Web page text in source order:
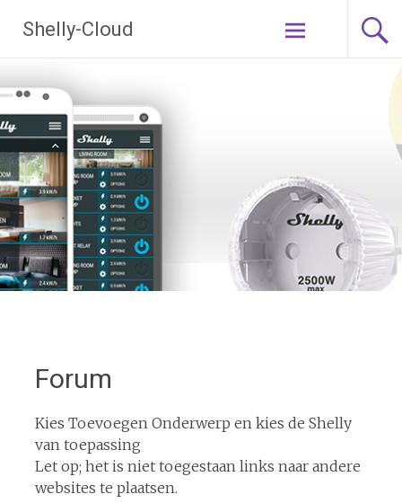
naar
de
Shelly-Cloud
Forum
Kies Toevoegen Onderwerp en kies de Shelly
van toepassing
Let op; het is niet toegestaan links naar andere
websites te plaatsen.